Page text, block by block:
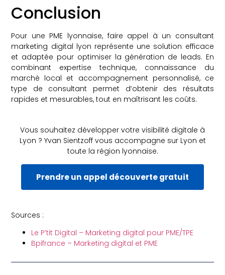
Conclusion
Pour une PME lyonnaise, faire appel à un consultant
marketing digital lyon représente une solution efficace
et adaptée pour optimiser la génération de leads. En
combinant expertise technique, connaissance du
marché local et accompagnement personnalisé, ce
type de consultant permet d’obtenir des résultats
rapides et mesurables, tout en maîtrisant les coûts.
Vous souhaitez développer votre visibilité digitale à
Lyon ? Yvan Sientzoff vous accompagne sur Lyon et
toute la région lyonnaise.
Prendre un appel découverte gratuit
Sources :
Le P’tit Digital – Marketing digital pour PME/TPE
Bpifrance – Marketing digital et PME